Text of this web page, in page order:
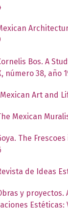
Bos. A
número 38, año
Art and
Mexican
The
de Ideas
y proyectos.
Estéticas: